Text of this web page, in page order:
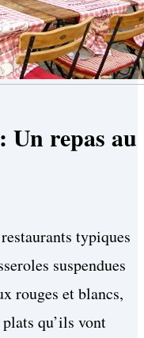
Un repas au
typiques
suspendues
rouges et blancs,
plats qu’ils vont